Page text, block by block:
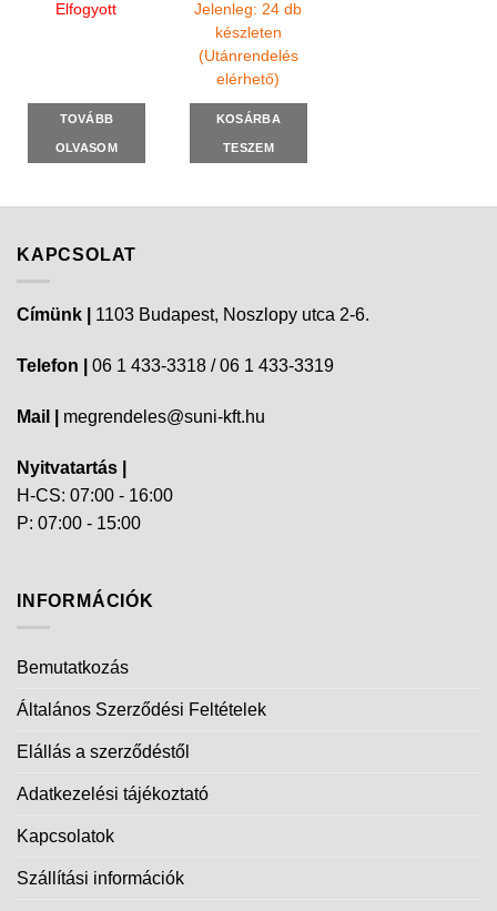
Elfogyott
TOVÁBB
OLVASOM
Jelenleg: 24 db
készleten
(Utánrendelés
elérhető)
KOSÁRBA
TESZEM
KAPCSOLAT
Címünk | 1103 Budapest, Noszlopy utca 2-6.
Telefon | 06 1 433-3318 / 06 1 433-3319
Mail | megrendeles@suni-kft.hu
Nyitvatartás |
H-CS: 07:00 - 16:00
P: 07:00 - 15:00
INFORMÁCIÓK
Bemutatkozás
Általános Szerződési Feltételek
Elállás a szerződéstől
Adatkezelési tájékoztató
Kapcsolatok
Szállítási információk